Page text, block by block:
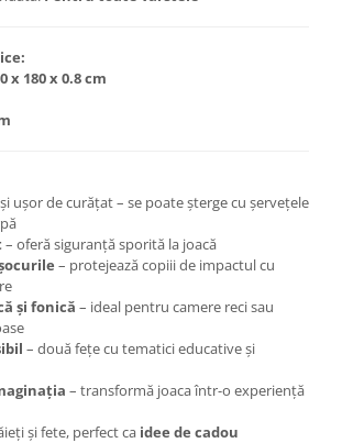
x 180 x 0.8 cm
și ușor de curățat – se poate șterge cu șervețele
– oferă siguranță sporită la joacă
– protejează copiii de impactul cu
și fonică – ideal pentru camere reci sau
– două fețe cu tematici educative și
– transformă joaca într-o experiență
și fete, perfect ca idee de cadou